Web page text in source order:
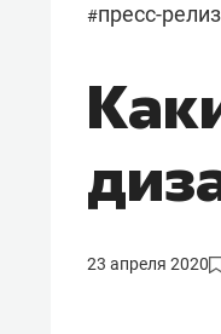
#пресс-
23 апреля 2020